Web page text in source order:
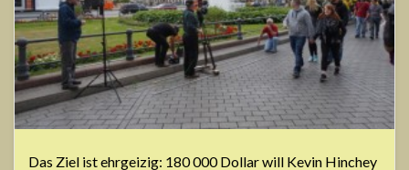
Das Ziel ist ehrgeizig: 180 000 Dollar will Kevin Hinchey